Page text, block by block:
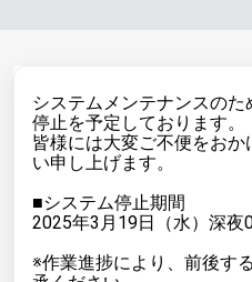
システムメンテナンスの
停止を予定しております。
皆様には大変ご不便をお
い申し上げます。
■システム停止期間
2025年3月19日（水）深夜
※作業進捗により、前後す